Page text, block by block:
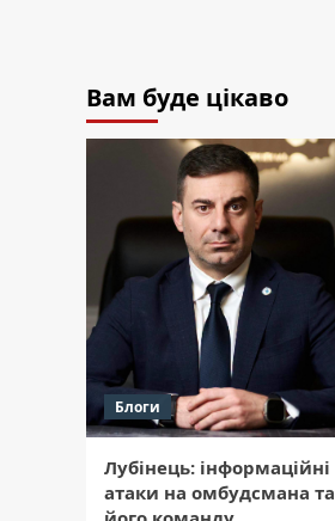
щоб
не
прогадати
Вам буде цікаво
Блоги
Лубінець: інформаційні
атаки на омбудсмана та